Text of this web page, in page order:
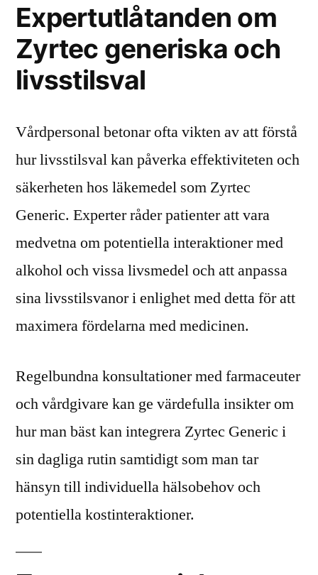
Expertutlåtanden om
Zyrtec generiska och
livsstilsval
Vårdpersonal betonar ofta vikten av att förstå
hur livsstilsval kan påverka effektiviteten och
säkerheten hos läkemedel som Zyrtec
Generic. Experter råder patienter att vara
medvetna om potentiella interaktioner med
alkohol och vissa livsmedel och att anpassa
sina livsstilsvanor i enlighet med detta för att
maximera fördelarna med medicinen.
Regelbundna konsultationer med farmaceuter
och vårdgivare kan ge värdefulla insikter om
hur man bäst kan integrera Zyrtec Generic i
sin dagliga rutin samtidigt som man tar
hänsyn till individuella hälsobehov och
potentiella kostinteraktioner.